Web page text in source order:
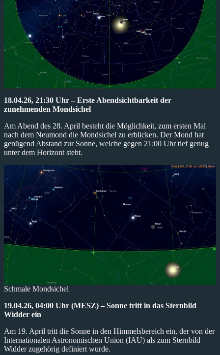
18.04.26, 21:30 Uhr – Erste Abendsichtbarkeit der
zunehmenden Mondsichel
Am Abend des 28. April besteht die Möglichkeit, zum ersten Mal
nach dem Neumond die Mondsichel zu erblicken. Der Mond hat
genügend Abstand zur Sonne, welche gegen 21:00 Uhr tief genug
unter dem Horizont steht.
Schmale Mondsichel
19.04.26, 04:00 Uhr (MESZ) – Sonne tritt in das Sternbild
Widder ein
Am 19. April tritt die Sonne in den Himmelsbereich ein, der von der
Internationalen Astronomischen Union (IAU) als zum Sternbild
Widder zugehörig definiert wurde.